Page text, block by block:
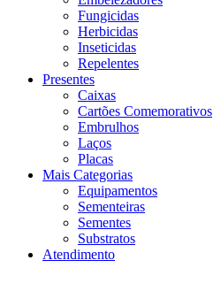
Fungicidas
Herbicidas
Inseticidas
Repelentes
Presentes
Caixas
Cartões Comemorativos
Embrulhos
Laços
Placas
Mais Categorias
Equipamentos
Sementeiras
Sementes
Substratos
Atendimento